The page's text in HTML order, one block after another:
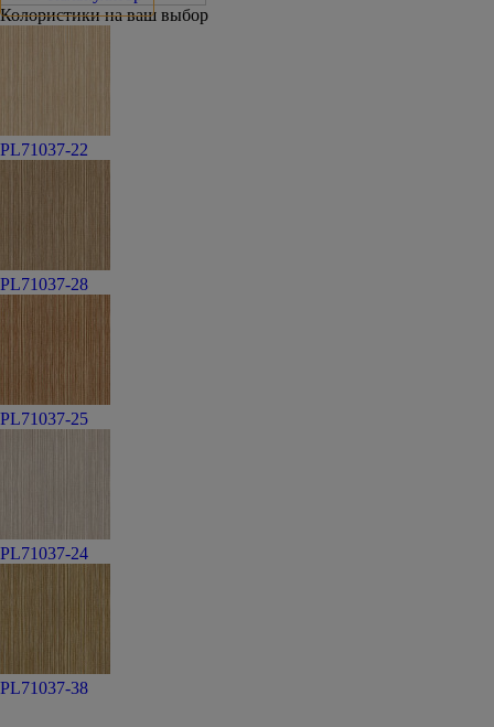
Колористики на ваш выбор
PL71037-22
PL71037-28
PL71037-25
PL71037-24
PL71037-38